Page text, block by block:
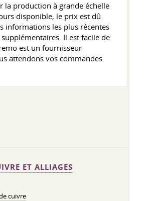
la production à grande échelle
disponible, le prix est dû
informations les plus récentes
Il est facile de
est un fournisseur
attendons vos commandes.
ET ALLIAGES
cuivre